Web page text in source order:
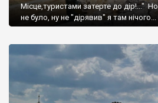
Місце,туристами затерте до дір!..."
не було, ну не "дірявив" я там